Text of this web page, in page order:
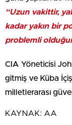
“Uzun vakittir,
kadar yakın bir
problemli
CIA Yöneticisi
gitmiş ve Küba
milletlerarası
KAYNAK: AA